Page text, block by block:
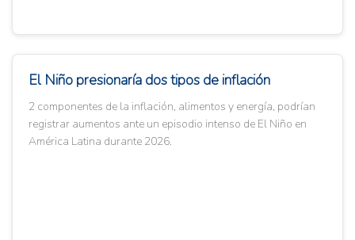
El Niño presionaría dos tipos de inflación
2 componentes de la inflación, alimentos y energía, podrían
registrar aumentos ante un episodio intenso de El Niño en
América Latina durante 2026.